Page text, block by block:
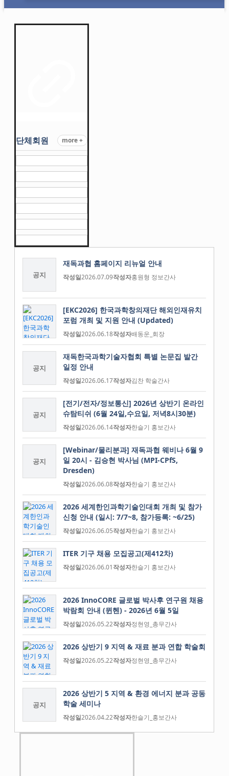
단체회원 more +
공지
재독과협 홈페이지 리뉴얼 안내
작성일2026.07.09작성자홍원형 정보간사
[EKC2026] 한국과학창의재단 해외인재유치
포럼 개최 및 지원 안내 (Updated)
작성일2026.06.18작성자배동운_회장
공지
재독한국과학기술자협회 특별 논문집 발간
일정 안내
작성일2026.06.17작성자김찬 학술간사
공지
[전기/전자/정보통신] 2026년 상반기 온라인
슈탐티쉬 (6월 24일,수요일, 저녁8시30분)
작성일2026.06.14작성자한슬기 홍보간사
공지
[Webinar/물리분과] 재독과협 웨비나 6월 9
일 20시 - 김승현 박사님 (MPI-CPfS,
Dresden)
작성일2026.06.08작성자한슬기 홍보간사
2026 세계한인과학기술인대회 개최 및 참가
신청 안내 (일시: 7/7~8, 참가등록: ~6/25)
작성일2026.06.05작성자한슬기 홍보간사
ITER 기구 채용 모집공고(제412차)
작성일2026.06.01작성자한슬기 홍보간사
2026 InnoCORE 글로벌 박사후 연구원 채용
박람회 안내 (뮌헨) - 2026년 6월 5일
작성일2026.05.22작성자정현영_총무간사
2026 상반기 9 지역 & 재료 분과 연합 학술회
작성일2026.05.22작성자정현영_총무간사
공지
2026 상반기 5 지역 & 환경 에너지 분과 공동
학술 세미나
작성일2026.04.22작성자한슬기_홍보간사